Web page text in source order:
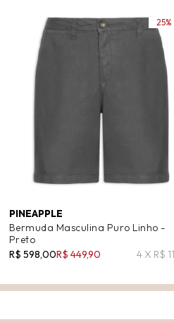
PINEAPPLE
Bermuda Masculina Puro Linho -
Preto
R$ 598,00R$ 449,90 4 X R$